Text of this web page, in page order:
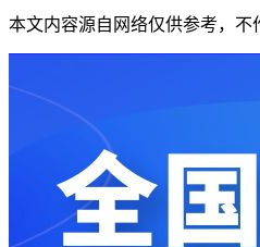
本文内容源自网络仅供参考，